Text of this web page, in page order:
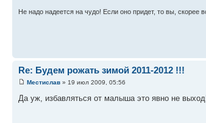
Не надо надеется на чудо! Если оно придет, то вы, скорее
Re: Будем рожать зимой 2011-2012 !!!
Местислав » 19 июл 2009, 05:56
Да уж, избавляться от малыша это явно не